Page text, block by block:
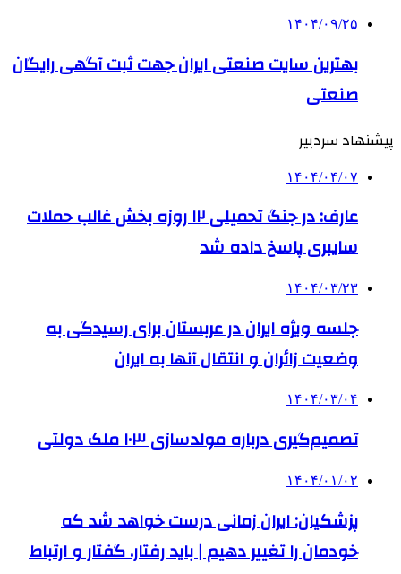
۱۴۰۴/۰۹/۲۵
بهترین ‌سایت صنعتی ایران جهت ثبت آگهی رایگان
صنعتی
پیشنهاد سردبیر
۱۴۰۴/۰۴/۰۷
عارف: در جنگ تحمیلی ۱۲ روزه بخش غالب حملات
سایبری پاسخ داده شد
۱۴۰۴/۰۳/۲۳
جلسه ویژه ایران در عربستان برای رسیدگی به
وضعیت زائران و انتقال آنها به ایران
۱۴۰۴/۰۳/۰۴
تصمیم‌گیری درباره مولدسازی ۱۰۳ ملک دولتی
۱۴۰۴/۰۱/۰۲
پزشکیان: ایران زمانی درست خواهد شد که
خودمان را تغییر دهیم | باید رفتار، گفتار و ارتباط